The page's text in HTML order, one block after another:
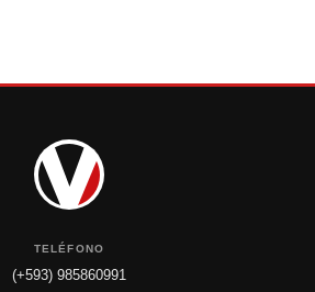
TELÉFONO
(+593) 985860991